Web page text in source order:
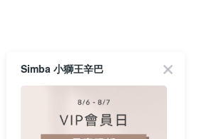
Simba 小獅王辛巴